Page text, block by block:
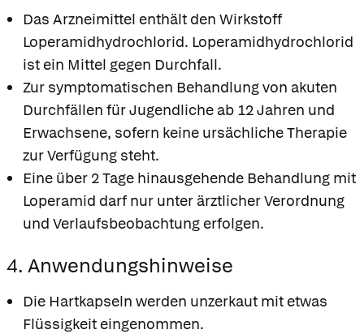
Das Arzneimittel enthält den Wirkstoff
Loperamidhydrochlorid. Loperamidhydrochlorid
ist ein Mittel gegen Durchfall.
Zur symptomatischen Behandlung von akuten
Durchfällen für Jugendliche ab 12 Jahren und
Erwachsene, sofern keine ursächliche Therapie
zur Verfügung steht.
Eine über 2 Tage hinausgehende Behandlung mit
Loperamid darf nur unter ärztlicher Verordnung
und Verlaufsbeobachtung erfolgen.
4. Anwendungshinweise
Die Hartkapseln werden unzerkaut mit etwas
Flüssigkeit eingenommen.